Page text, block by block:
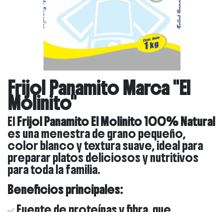
Frijol Panamito Marca "El
Molinito"
ElFrijol Panamito El Molinito 100% Natural
es una menestra de grano pequeño,
color blanco y textura suave, ideal para
preparar platos deliciosos y nutritivos
para toda la familia.
Beneficios principales: